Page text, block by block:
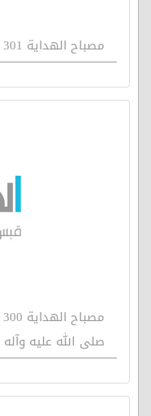
مصباح الهداية 301 - سماع الله تعالى عبده
صلى الله عليه وآله